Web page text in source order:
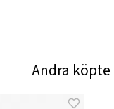
Andra köpte